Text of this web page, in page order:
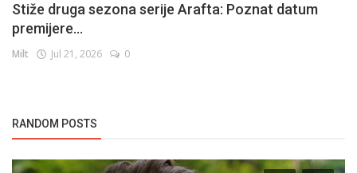
Stiže druga sezona serije Arafta: Poznat datum
premijere...
Milt Jul 21, 2026 0
RANDOM POSTS